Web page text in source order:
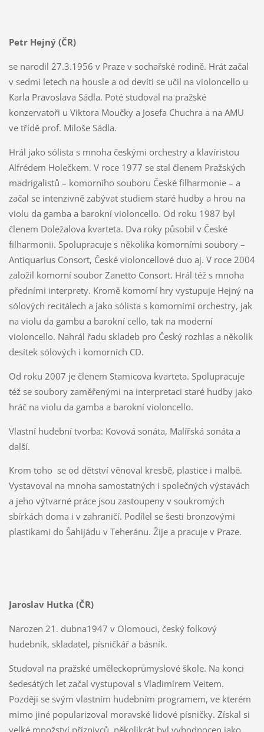
Petr Hejný (ČR)
se narodil 27.3.1956 v Praze v sochařské rodině. Hrát začal
v sedmi letech na housle a od devíti se učil na violoncello u
Karla Pravoslava Sádla. Poté studoval na pražské
konzervatoři u Viktora Moučky a Josefa Chuchra a na AMU
ve třídě prof. Miloše Sádla.
Hrál jako sólista s mnoha českými orchestry a klavíristou
Alfrédem Holečkem. V roce 1977 se stal členem Pražských
madrigalistů – komorního souboru České filharmonie – a
začal se intenzivně zabývat studiem staré hudby a hrou na
violu da gamba a barokní violoncello. Od roku 1987 byl
členem Doležalova kvarteta. Dva roky působil v České
filharmonii. Spolupracuje s několika komorními soubory –
Antiquarius Consort, České violoncellové duo aj. V roce 2004
založil komorní soubor Zanetto Consort. Hrál též s mnoha
předními interprety. Kromě komorní hry vystupuje Hejný na
sólových recitálech a jako sólista s komorními orchestry, jak
na violu da gambu a barokní cello, tak na moderní
violoncello. Nahrál řadu skladeb pro Český rozhlas a několik
desítek sólových i komorních CD.
Od roku 2007 je členem Stamicova kvarteta. Spolupracuje
též se soubory zaměřenými na interpretaci staré hudby jako
hráč na violu da gamba a barokní violoncello.
Vlastní hudební tvorba: Kovová sonáta, Malířská sonáta a
další.
Krom toho se od dětství věnoval kresbě, plastice i malbě.
Vystavoval na mnoha samostatných i společných výstavách
a jeho výtvarné práce jsou zastoupeny v soukromých
sbírkách doma i v zahraničí. Podílel se šesti bronzovými
plastikami do Šahijádu v Teheránu. Žije a pracuje v Praze.
Jaroslav Hutka (ČR)
Narozen 21. dubna1947 v Olomouci, český folkový
hudebník, skladatel, písničkář a básník.
Studoval na pražské uměleckoprůmyslové škole. Na konci
šedesátých let začal vystupoval s Vladimírem Veitem.
Později se svým vlastním hudebním programem, ve kterém
mimo jiné popularizoval moravské lidové písničky. Získal si